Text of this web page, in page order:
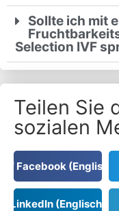
Sollte ich mit
Selection IVF
Teilen Sie
sozialen
Facebook (Englisch)
LinkedIn (Englisch)